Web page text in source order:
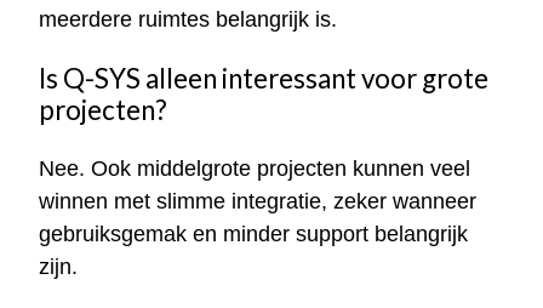
meerdere ruimtes belangrijk is.
Is Q-SYS alleen interessant voor grote
projecten?
Nee. Ook middelgrote projecten kunnen veel
winnen met slimme integratie, zeker wanneer
gebruiksgemak en minder support belangrijk
zijn.